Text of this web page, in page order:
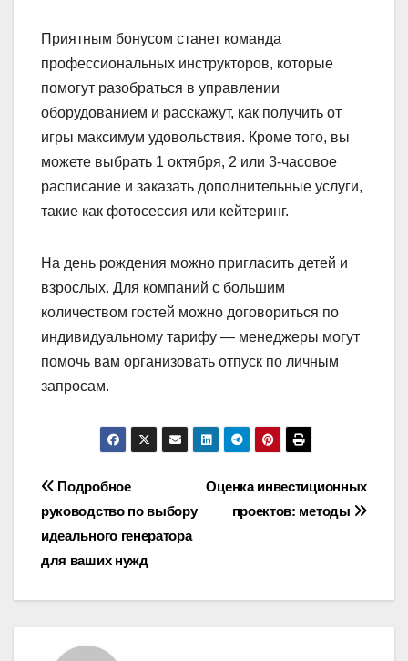
Приятным бонусом станет команда
профессиональных инструкторов, которые
помогут разобраться в управлении
оборудованием и расскажут, как получить от
игры максимум удовольствия. Кроме того, вы
можете выбрать 1 октября, 2 или 3-часовое
расписание и заказать дополнительные услуги,
такие как фотосессия или кейтеринг.
На день рождения можно пригласить детей и
взрослых. Для компаний с большим
количеством гостей можно договориться по
индивидуальному тарифу — менеджеры могут
помочь вам организовать отпуск по личным
запросам.
Навигация
по
записям
Оценка инвестиционных
проектов: методы
Подробное
руководство по выбору
идеального генератора
для ваших нужд